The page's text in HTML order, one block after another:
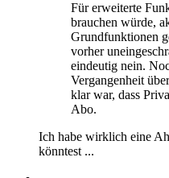
Für erweiterte
brauchen würde,
Grundfunktionen
vorher
eindeutig nein.
Vergangenheit
klar war, dass
Abo.
Ich habe wirklich eine
könntest ...